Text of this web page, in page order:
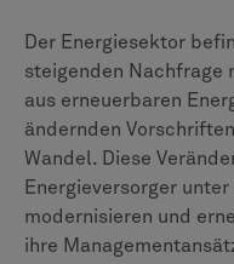
Der Energiesektor
steigenden Nachfrage
aus erneuerbaren
ändernden
Wandel. Diese
Energieversorger
modernisieren und
ihre